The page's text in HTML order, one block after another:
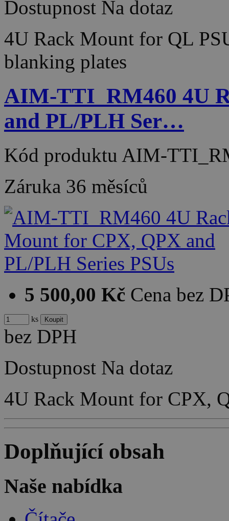
Dostupnost Na dotaz
4U Rack Mount for QL
blanking plates
AIM-TTI_RM460 4U
and PL/PLH Ser…
Kód produktu AIM-
Záruka 36 měsíců
5 500,00 Kč Cena bez
ks
bez DPH
Dostupnost Na dotaz
4U Rack Mount for CPX,
Doplňující obsah
Naše nabídka